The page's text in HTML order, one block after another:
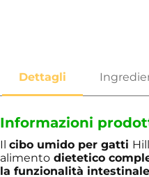
Informazioni
Ilcibo umido per gatti
alimento dietetico
la funzionalità